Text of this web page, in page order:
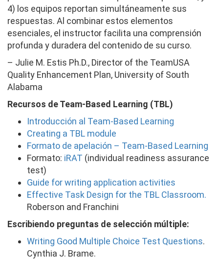
4) los equipos reportan simultáneamente sus
respuestas. Al combinar estos elementos
esenciales, el instructor facilita una comprensión
profunda y duradera del contenido de su curso.
– Julie M. Estis Ph.D., Director of the TeamUSA
Quality Enhancement Plan, University of South
Alabama
Recursos de Team-Based Learning (TBL)
Introducción al Team-Based Learning
Creating a TBL module
Formato de apelación – Team-Based Learning
Formato: iRAT (individual readiness assurance
test)
Guide for writing application activities
Effective Task Design for the TBL Classroom.
Roberson and Franchini
Escribiendo preguntas de selección múltiple:
Writing Good Multiple Choice Test Questions.
Cynthia J. Brame.